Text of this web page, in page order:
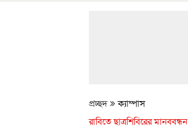
প্রচ্ছদ
ক্যাম্পাস
রাবিতে ছাত্রশিবিরের মানববন্ধন